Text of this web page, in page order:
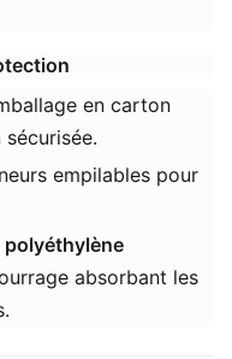
en carton
empilables pour
polyéthylène
absorbant les